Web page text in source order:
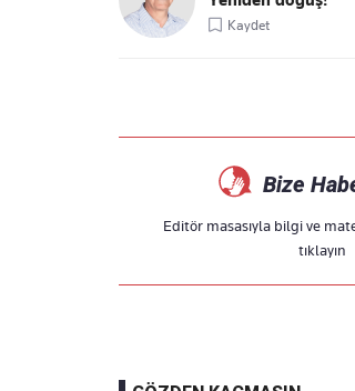
Kaydet
Bize
Editör masasıyla bilgi ve
tıklayın